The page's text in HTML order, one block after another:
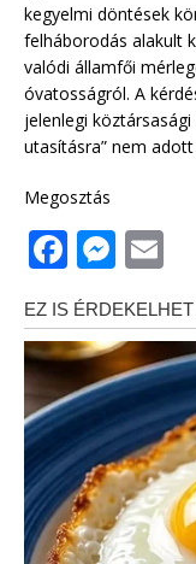
kegyelmi döntések
felháborodás alakult
valódi államfői
óvatosságról. A
jelenlegi
utasításra” nem
Megosztás
F
a
c
e
b
o
o
k
M
ss
e
n
g
e
r
ai
l